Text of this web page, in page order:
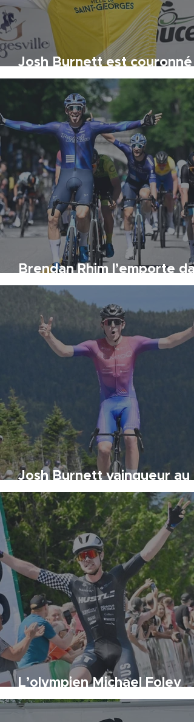
Josh Burnett est couronné
champion
Brendan Rhim l’emporte
les rues de Québec
Josh Burnett vainqueur au
sommet
L’olympien Michael Foley
s’illustre aussi sur route